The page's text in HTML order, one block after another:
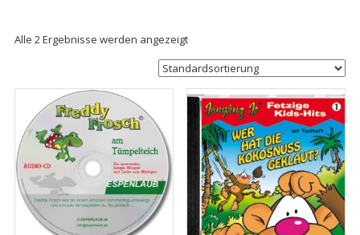
Alle 2 Ergebnisse werden angezeigt